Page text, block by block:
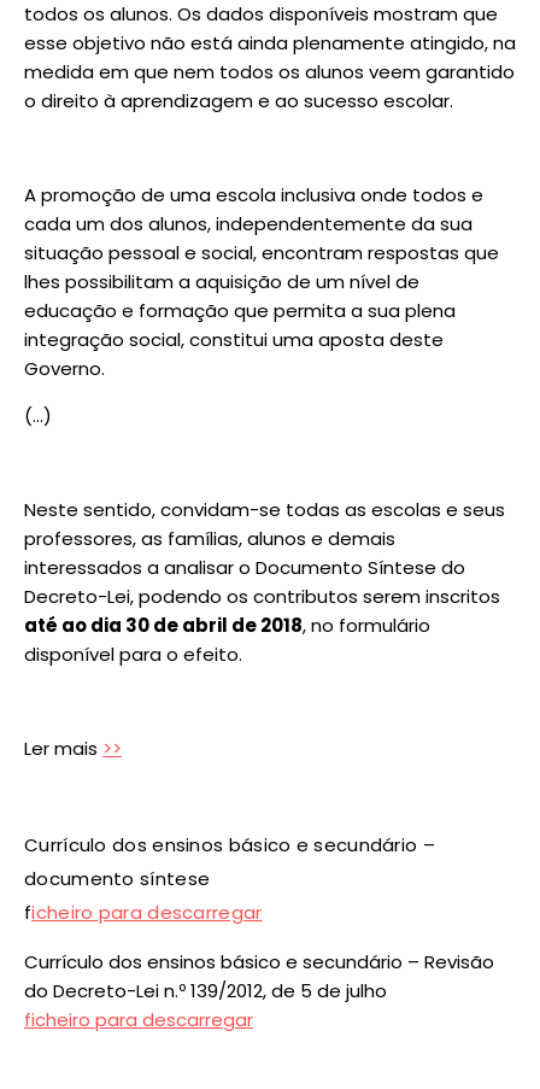
todos os alunos. Os dados disponíveis mostram que
esse objetivo não está ainda plenamente atingido, na
medida em que nem todos os alunos veem garantido
o direito à aprendizagem e ao sucesso escolar.
A promoção de uma escola inclusiva onde todos e
cada um dos alunos, independentemente da sua
situação pessoal e social, encontram respostas que
lhes possibilitam a aquisição de um nível de
educação e formação que permita a sua plena
integração social, constitui uma aposta deste
Governo.
(…)
Neste sentido, convidam-se todas as escolas e seus
professores, as famílias, alunos e demais
interessados a analisar o Documento Síntese do
Decreto-Lei, podendo os contributos serem inscritos
até ao dia 30 de abril de 2018, no formulário
disponível para o efeito.
Ler mais >>
Currículo dos ensinos básico e secundário –
documento síntese
ficheiro para descarregar
Currículo dos ensinos básico e secundário – Revisão
do Decreto-Lei n.º 139/2012, de 5 de julho
ficheiro para descarregar